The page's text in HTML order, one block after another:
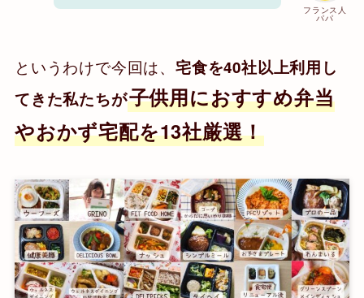
フランス人
パパ
というわけで今回は、 宅食を40社以上利用し
てきた私たちが子供用におすすめ弁当
やおかず宅配を13社厳選！